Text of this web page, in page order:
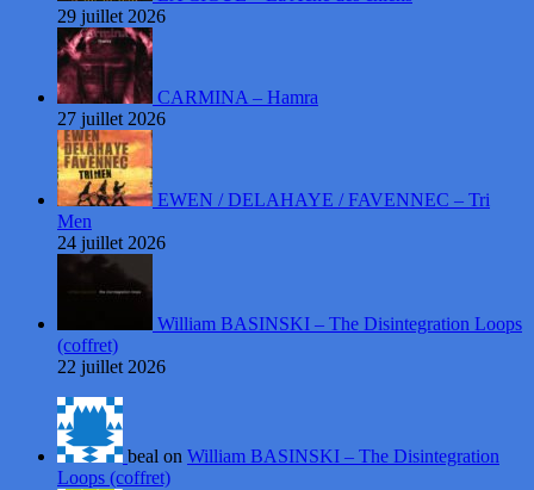
29 juillet 2026
CARMINA – Hamra
27 juillet 2026
EWEN / DELAHAYE / FAVENNEC – Tri
Men
24 juillet 2026
William BASINSKI – The Disintegration Loops
(coffret)
22 juillet 2026
beal on William BASINSKI – The Disintegration
Loops (coffret)